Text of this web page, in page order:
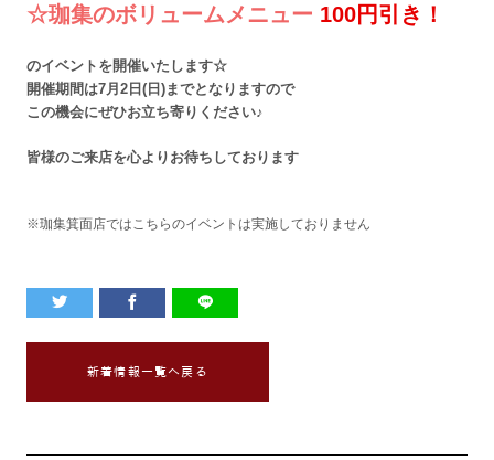
☆珈集のボリュームメニュー 100円引き！
のイベントを開催いたします☆
開催期間は7月2日(日)までとなりますので
この機会にぜひお立ち寄りください♪
皆様のご来店を心よりお待ちしております
※珈集箕面店ではこちらのイベントは実施しておりません
新着情報一覧へ戻る